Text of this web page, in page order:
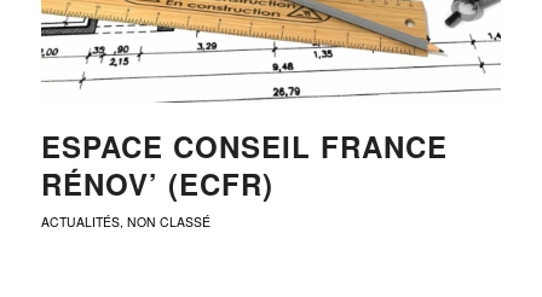
ESPACE CONSEIL FRANCE
RÉNOV’ (ECFR)
ACTUALITÉS, NON CLASSÉ